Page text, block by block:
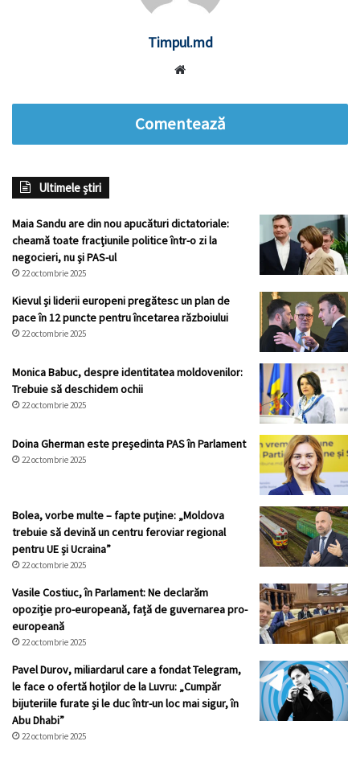
Timpul.md
Comentează
Ultimele știri
Maia Sandu are din nou apucături dictatoriale:
cheamă toate fracţiunile politice într-o zi la
negocieri, nu şi PAS-ul
22 octombrie 2025
Kievul și liderii europeni pregătesc un plan de
pace în 12 puncte pentru încetarea războiului
22 octombrie 2025
Monica Babuc, despre identitatea moldovenilor:
Trebuie să deschidem ochii
22 octombrie 2025
Doina Gherman este președinta PAS în Parlament
22 octombrie 2025
Bolea, vorbe multe – fapte puține: „Moldova
trebuie să devină un centru feroviar regional
pentru UE și Ucraina”
22 octombrie 2025
Vasile Costiuc, în Parlament: Ne declarăm
opoziție pro-europeană, față de guvernarea pro-
europeană
22 octombrie 2025
Pavel Durov, miliardarul care a fondat Telegram,
le face o ofertă hoților de la Luvru: „Cumpăr
bijuteriile furate și le duc într-un loc mai sigur, în
Abu Dhabi”
22 octombrie 2025